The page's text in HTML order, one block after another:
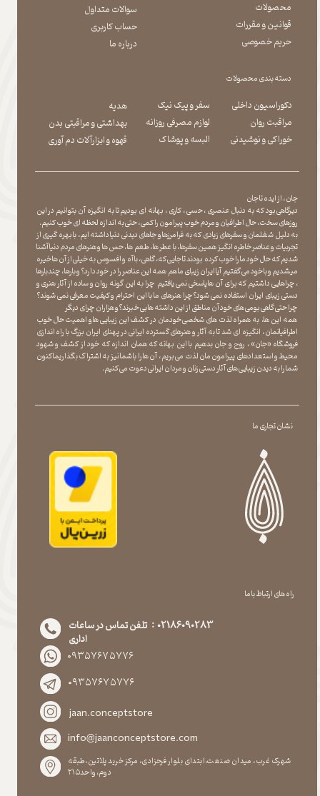
دسته بندی محصولات
محصولات
قوانین و مقررات
حریم خصوصی
سوالات متداول
حساب کاربری
درباره ما
دکوراسیون داخلی
مراقبت روان
​​​​​​​خوراکی و نوشیدنی
سفر و پیک نیک
لوازم مصرفی روزانه
​​​​​​​البسه و پوشاک
هدیه
بهداشتی و مراقبتی بدن
​​​​​​​قهوه و ابزارآلات دم آوری
نشان تجاری ما
جان ، از ایده تا جان
دیرگاهی بود که به دنبال عنصری ، حسی ، کاری ، بهانه ای بودیم تا به انگیزه آن بتوانیم در این
روزهای سخت ، حال اطرافیان و مردم خوب پیرامون را کمی ، حتی به اندازه لحظه ای خوب کنیم.
به دلیل شغلمان و سفرهای زیادی که به فرامرزها و جاهای دیدنی دنیا داشته ایم، با بهره گیری از
تجربیات و عناصر خاطره انگیز همین سفرها ، با عطر ها ، طعم ها ، حس ها و هنرهای مردم دنیا آشنا
شدیم که حال خود ما را خوب کرده بودند تا جایی که، گاهی ، با آه و افسوس به خیلی از آن ها خیره
میشدیم و با خود می گفتیم آیا ایران زیبای ما هم همه این عناصر را در خود دارد؟ و بارها ، چندبارها
، چراهایی داشتیم که برای آن ها پاسخی نمی یافتیم چرا به این گونه روان و ساده از آثار هنری و
دستی زیبای ایران استفاده نمی شود؟چرا هنرهای ما با این احترام و کیفیت معرفی نمی شوند؟
چرا حتی گاهی بومی های خود آن مناطق از این داشته ها بی خبرند؟و هزاران چرای دیگر
​​​​​​​ همه این ها، به همراه لذت های شخصی خودمان در کشف این زیبایی ها و اهمیت حال خوب
اطرافیانمان ، انگیزه ای شد تا به آثار و هنرهای گسترده ایرانی در پهنای ایران بزرگ با راه اندازی
فروشگاه «جان» ، روح و جان بدهیم با این بهانه که همان اندازه که خود از کشف و شهود
محیط و استعدادهای پیرامون مان لذت می بریم ، آن ها را با شما نیز به اشتراک بگذاریماکنون
شما را به دیدن زیبایی های آثار دستی زنان و مردان ایرانی دعوت می کنیم.
راه های ارتباط با ما
02186090283 : تلفن تماس در ساعات
اداری
۰۹۳۵۷۶۷۵۷۷۶
۰۹۳۵۷۶۷۵۷۷۶
jaan.conceptstore
info@jaanconceptstore.com
شهرک غرب، میدان صنعت،ابتدای بلوار فرحزادی، مرکز خرید پلاتین،طبقه
دوم،واحد۲۱۵